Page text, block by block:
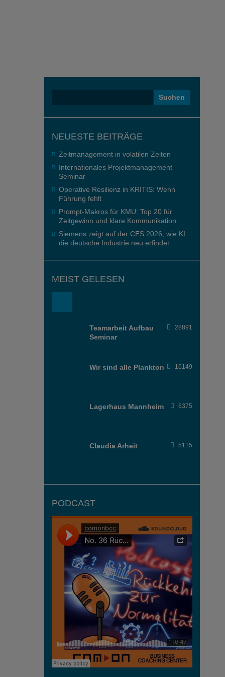
NEUESTE BEITRÄGE
Zeitmanagement in volatilen Zeiten
Internationales Projektmanagement
Seminar
Operative Resilienz in KRITIS: Wenn
Führung fehlt
Prompt-Makros für KMU: Top 20 für
Zeitgewinn und klare Kommunikation
Siemens zeigt auf der CES 2026, wie KI
die deutsche Industrie neu erfindet
MEIST GELESEN
Teamarbeit Aufbau
Seminar
28891
Wir sind alle Plankton 16149
Lagerhaus Mannheim 6375
Claudia Arheit 5115
PODCAST